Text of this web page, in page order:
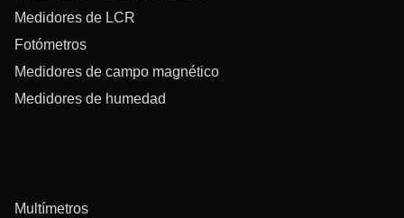
Medidores de LCR
Fotómetros
Medidores de campo magnético
Medidores de humedad
Multímetros